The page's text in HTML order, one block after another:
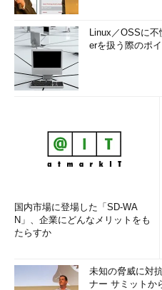
Linux／OSSに
erを扱う際のポ
国内市場に登場した「SD-WA
N」、企業にどんなメリットをも
たらすか
未知の脅威に対
ナー サミットか